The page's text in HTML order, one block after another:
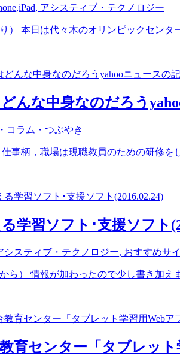
, アシスティブ・テクノロジー
り） 本日は代々木のオリンピックセン
んな中身なのだろう
コラム・つぶやき
仕事柄，職場は現職教員のための研修
学習ソフト･支援ソフト
システィブ・テクノロジー, おすすめサ
ら） 情報が加わったので少し書き加え
育センター「タブレット